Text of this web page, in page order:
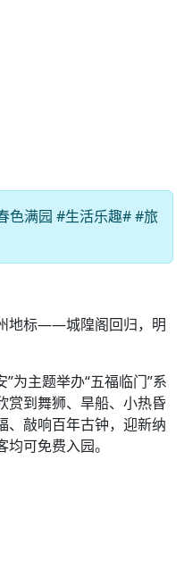
色满园 #生活乐趣# #旅
地标——城隍阁回归，明
为主题举办“五福临门”系
赏到舞狮、旱船、小热昏
、敲响百年古钟，迎新纳
可免费入园。